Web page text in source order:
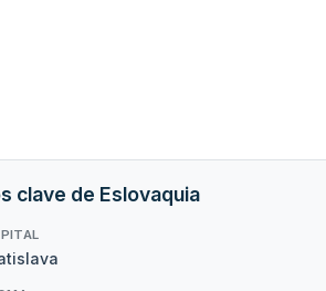
clave de Eslovaquia